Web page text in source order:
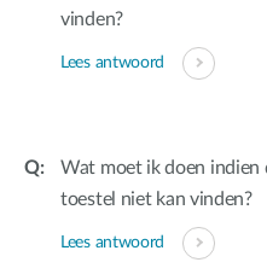
vinden?
Lees antwoord
Wat moet ik doen indien
toestel niet kan vinden?
Lees antwoord